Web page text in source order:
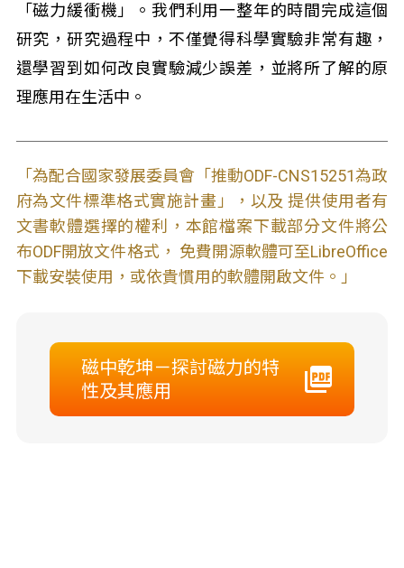
「磁力緩衝機」。我們利用一整年的時間完成這個
研究，研究過程中，不僅覺得科學實驗非常有趣，
還學習到如何改良實驗減少誤差，並將所了解的原
理應用在生活中。
「為配合國家發展委員會「推動ODF-CNS15251為政
府為文件標準格式實施計畫」，以及 提供使用者有
文書軟體選擇的權利，本館檔案下載部分文件將公
布ODF開放文件格式， 免費開源軟體可至LibreOffice
下載安裝使用，或依貴慣用的軟體開啟文件。」
磁中乾坤－探討磁力的特
性及其應用